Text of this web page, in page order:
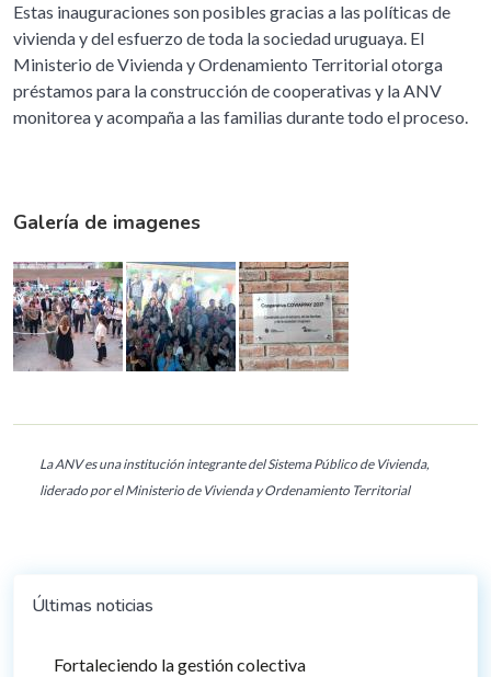
Estas inauguraciones son posibles gracias a las políticas de
vivienda y del esfuerzo de toda la sociedad uruguaya. El
Ministerio de Vivienda y Ordenamiento Territorial otorga
préstamos para la construcción de cooperativas y la ANV
monitorea y acompaña a las familias durante todo el proceso.
Galería de imagenes
La ANV es una institución integrante del Sistema Público de Vivienda,
liderado por el Ministerio de Vivienda y Ordenamiento Territorial
Últimas noticias
Fortaleciendo la gestión colectiva